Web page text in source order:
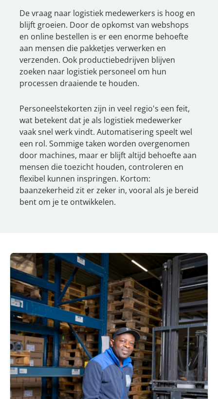
De vraag naar logistiek medewerkers is hoog en
blijft groeien. Door de opkomst van webshops
en online bestellen is er een enorme behoefte
aan mensen die pakketjes verwerken en
verzenden. Ook productiebedrijven blijven
zoeken naar logistiek personeel om hun
processen draaiende te houden.
Personeelstekorten zijn in veel regio's een feit,
wat betekent dat je als logistiek medewerker
vaak snel werk vindt. Automatisering speelt wel
een rol. Sommige taken worden overgenomen
door machines, maar er blijft altijd behoefte aan
mensen die toezicht houden, controleren en
flexibel kunnen inspringen. Kortom:
baanzekerheid zit er zeker in, vooral als je bereid
bent om je te ontwikkelen.